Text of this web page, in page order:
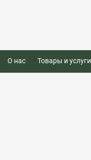
О нас Товары и услуги